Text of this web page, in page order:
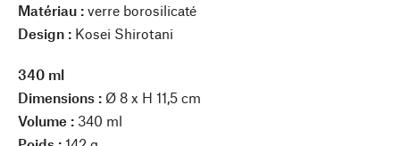
Matériau : verre borosilicaté
Design : Kosei Shirotani
340 ml
Dimensions : Ø 8 x H 11,5 cm
Volume : 340 ml